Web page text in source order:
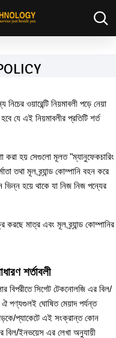
ওয়ারেন্টি নিয়মাবলী পড়ে নেয়া
যে এই নিয়মাবলীর প্রতিটি শর্ত
করা হয় সেগুলো মূলত "ম্যানুফেকচারিং
তথা মূল ব্র্যান্ড কোম্পানি বহন করে
ভিন্ন হয়ে থাকে যা নিজ নিজ পন্যের
করছে মাত্র এবং মূল ব্র্যান্ড কোম্পানির
শর্তাবলী
বিপরীতে সিগেট টেকনোলজি এর বিল/
ঐ পণ্যগুলই ঘোষিত মেয়াদ পর্যন্ত
প্যাকেটে এই সংক্রান্ত কোন
বিল/ইনভয়েস এর লেখা অনুযায়ী